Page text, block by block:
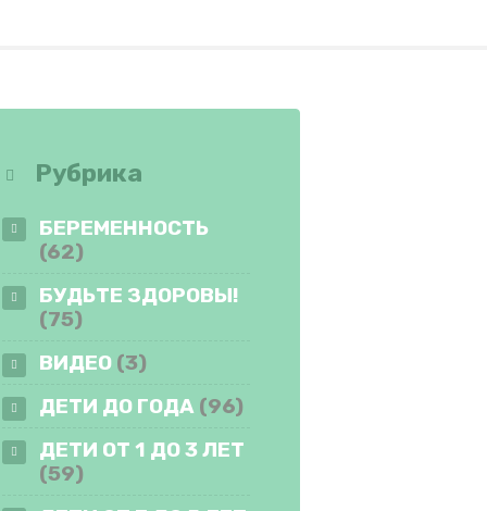
Рубрика
БЕРЕМЕННОСТЬ
(62)
БУДЬТЕ ЗДОРОВЫ!
(75)
ВИДЕО (3)
ДЕТИ ДО ГОДА (96)
ДЕТИ ОТ 1 ДО 3 ЛЕТ
(59)